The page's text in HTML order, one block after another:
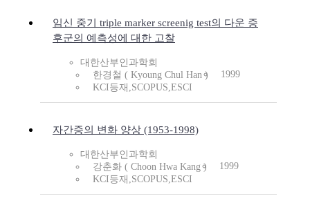
임신 중기 triple marker screenig test의 다운 증
후군의 예측성에 대한 고찰
대한산부인과학회
한경철 ( Kyoung Chul Han )
1999
KCI등재,SCOPUS,ESCI
자간증의 변화 양상 (1953-1998)
대한산부인과학회
강춘화 ( Choon Hwa Kang )
1999
KCI등재,SCOPUS,ESCI